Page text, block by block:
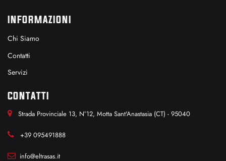
INFORMAZIONI
Chi Siamo
Contatti
Servizi
CONTATTI
Strada Provinciale 13, N°12, Motta Sant'Anastasia (CT) - 95040
+39 095491888
info@eltrasas.it